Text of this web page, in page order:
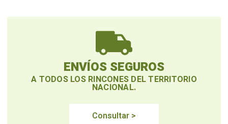
ENVÍOS SEGUROS
A TODOS LOS RINCONES DEL TERRITORIO
NACIONAL.
Consultar >